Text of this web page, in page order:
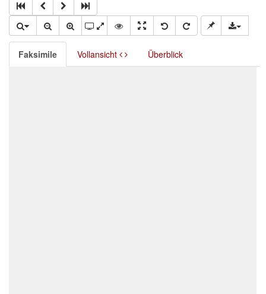
Faksimile Vollansicht Überblick